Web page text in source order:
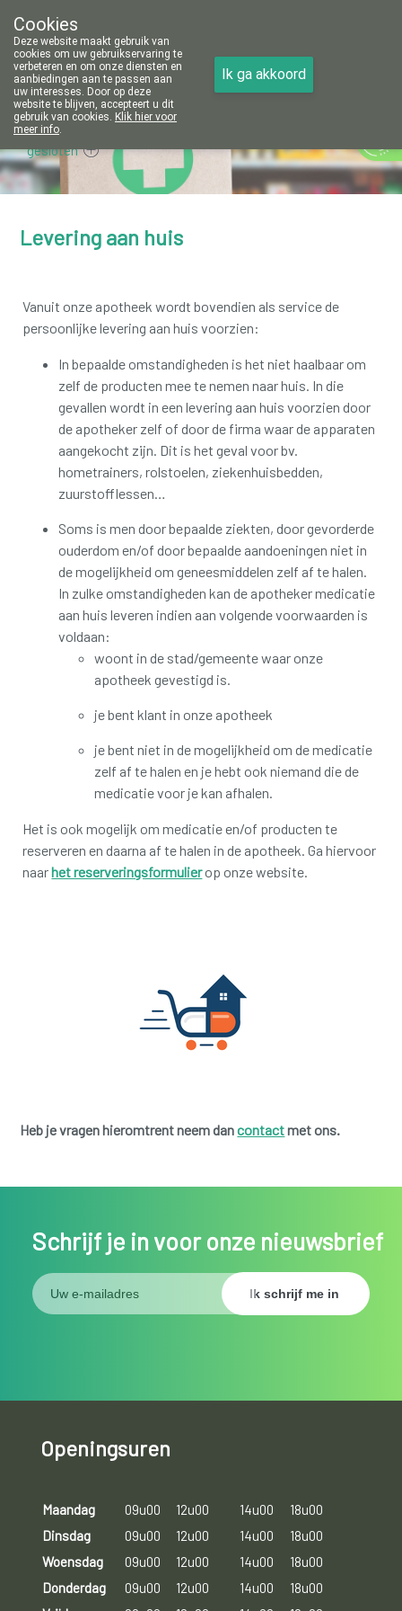
016/81 14 80
gesloten
Levering aan huis
Vanuit onze apotheek wordt bovendien als service de
persoonlijke levering aan huis voorzien:
In bepaalde omstandigheden is het niet haalbaar om
zelf de producten mee te nemen naar huis. In die
gevallen wordt in een levering aan huis voorzien door
de apotheker zelf of door de firma waar de apparaten
aangekocht zijn. Dit is het geval voor bv.
hometrainers, rolstoelen, ziekenhuisbedden,
zuurstofflessen…
Soms is men door bepaalde ziekten, door gevorderde
ouderdom en/of door bepaalde aandoeningen niet in
de mogelijkheid om geneesmiddelen zelf af te halen.
In zulke omstandigheden kan de apotheker medicatie
aan huis leveren indien aan volgende voorwaarden is
voldaan:
woont in de stad/gemeente waar onze
apotheek gevestigd is.
je bent klant in onze apotheek
je bent niet in de mogelijkheid om de medicatie
zelf af te halen en je hebt ook niemand die de
medicatie voor je kan afhalen.
Het is ook mogelijk om medicatie en/of producten te
reserveren en daarna af te halen in de apotheek.Ga hiervoor
naarhet reserveringsformulierop onze website.
Heb je vragen hieromtrent neem dancontactmet ons.
Schrijf je in voor onze nieuwsbrief
Openingsuren
Maandag 09u00 12u00 14u00
18u00
Dinsdag
09u00 12u00 14u00
18u00
Woensdag
09u00 12u00 14u00
18u00
Donderdag
09u00 12u00 14u00
18u00
Cookies
Deze website maakt gebruik van
cookies om uw gebruikservaring te
verbeteren en om onze diensten en
aanbiedingen aan te passen aan
uw interesses. Door op deze
website te blijven, accepteert u dit
gebruik van cookies. Klik hier voor
meer info.
Ik ga akkoord